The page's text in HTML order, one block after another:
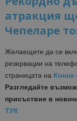
атракция
Чепеларе
Желаещите да се
резервации на
страницата на Конна
Разгледайте
присъствие в
ТУК